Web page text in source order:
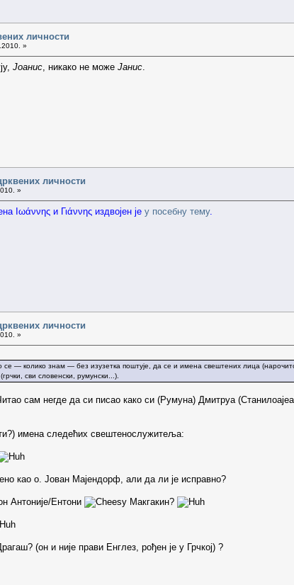
личности
»
Јоанис , никако не може Јанис
личности
»
Ιωάννης и Γιάννης издвојен је у посебну тему.
личности
»
се — колико знам — без изузетка поштује, да се и имена свештених лица
сви словенски, румунски...).
сам негде да си писао како си (Румуна) Дмитруа
имена следећих свештенослужитеља:
као о. Јован Мајендорф, али да ли је исправно?
Антоније/Ентони Макгакин?
(он и није прави Енглез, рођен је у Грчкој) ?